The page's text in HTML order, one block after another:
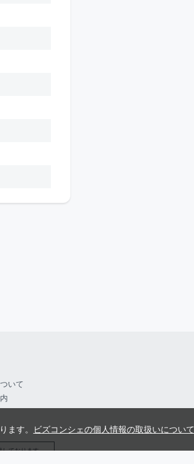
いて
しております
ます。 ビズコンシェの個人情報の取扱いについて